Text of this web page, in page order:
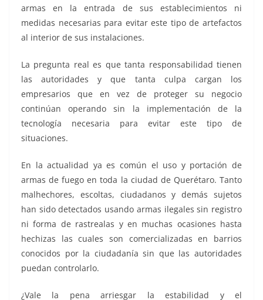
armas en la entrada de sus establecimientos ni
medidas necesarias para evitar este tipo de artefactos
al interior de sus instalaciones.
La pregunta real es que tanta responsabilidad tienen
las autoridades y que tanta culpa cargan los
empresarios que en vez de proteger su negocio
continúan operando sin la implementación de la
tecnología necesaria para evitar este tipo de
situaciones.
En la actualidad ya es común el uso y portación de
armas de fuego en toda la ciudad de Querétaro. Tanto
malhechores, escoltas, ciudadanos y demás sujetos
han sido detectados usando armas ilegales sin registro
ni forma de rastrealas y en muchas ocasiones hasta
hechizas las cuales son comercializadas en barrios
conocidos por la ciudadanía sin que las autoridades
puedan controlarlo.
¿Vale la pena arriesgar la estabilidad y el